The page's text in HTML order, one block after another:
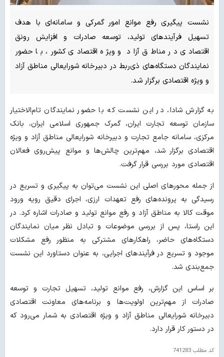
نشست پیگیری رفع موانع امور گمرکی و سامانه‌ای با هدف
تسهیل فرآیندهای تولید، توسعه صادرات و افزایش رونق
اقتصادی در مناطق آزاد و ویژه اقتصادی کشور، با حضور
نمایندگان دستگاه‌های ذی‌ربط در دبیرخانه شورایعالی مناطق آزاد
و ویژه اقتصادی برگزار شد.
به گزارش شادا، در این نشست که با حضور نمایندگان تام‌الاختیار
سازمان توسعه تجارت ایران، گمرک جمهوری اسلامی ایران، بانک
مرکزی، سامانه جامع تجارت و دبیرخانه شورایعالی مناطق آزاد و ویژه
اقتصادی برگزار شد، مهم‌ترین چالش‌ها و موانع پیش‌روی فعالان
اقتصادی مورد بررسی قرار گرفت.
از جمله محورهای اصلی این نشست می‌توان به پیگیری و تسریع در
رسیدگی به پرونده‌های رفع تعهدات ارزی، اجرای دقیق رویه ورود
موقت کالا به مناطق آزاد و رفع موانع تولید و صادرات اشاره کرد. در
این راستا، پس از بررسی موضوعات و تبادل نظر میان نمایندگان
دستگاه‌های حاضر، راهکارهای مشترکی به منظور رفع مشکلات
موجود و تسریع در فرآیندهای اجرایی، به عنوان دستاورد این نشست
جمع‌بندی شد.
بر اساس این گزارش، رفع موانع تولید، تسهیل تجارت و توسعه
صادرات از مهم‌ترین اولویت‌ها و برنامه‌های معاونت اقتصادی
دبیرخانه شورایعالی مناطق آزاد و ویژه اقتصادی به شمار می‌رود که
در دستور کار قرار دارد.
کد مطلب 741283